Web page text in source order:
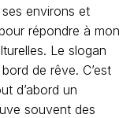
environs et
répondre à mon
Le slogan
de rêve. C’est
d’abord un
souvent des